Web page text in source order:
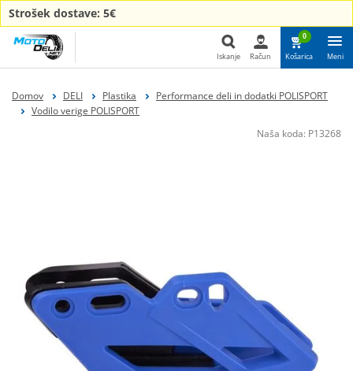
Strošek dostave: 5€
Iskanje
Iskanje Račun
0
Košarica Meni
Domov DELI Plastika
Performance deli in dodatki POLISPORT
Vodilo verige POLISPORT
Naša koda: P13268